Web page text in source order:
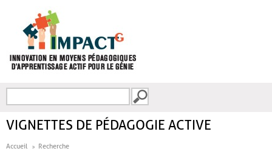
FORMULAIRE DE
VIGNETTES DE PÉDAGOGIE ACTIVE
Accueil Recherche